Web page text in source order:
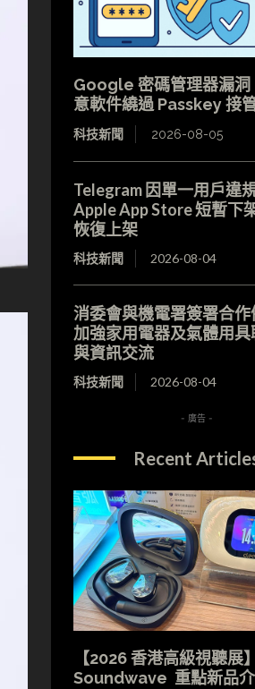
Google 密碼管理器漏
意軟件繞過 Passkey 接
科技新聞 2026-08-05
Telegram 因單一用戶違
Apple App Store 短暫下
恢復上架
科技新聞 2026-08-04
消委會與機電署簽署合
加強家用電器及氣體用
與資訊交流
科技新聞 2026-08-04
- 廣告 -
Recent
【2026 香港高級視聽展】
Soundwave 重點新品